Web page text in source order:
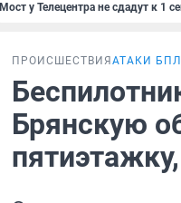
Мост у Телецентра не сдадут к 1
ПРОИСШЕСТВИЯ АТАКИ
Брянскую